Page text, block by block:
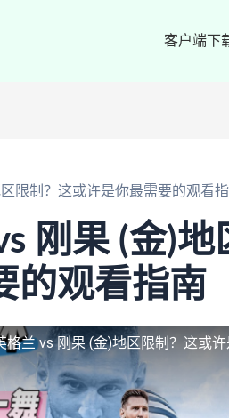
客户端下
限制？这或许是你最需要的观看
刚果 (金)地
的观看指南
格兰 vs 刚果 (金)地区限制？这或